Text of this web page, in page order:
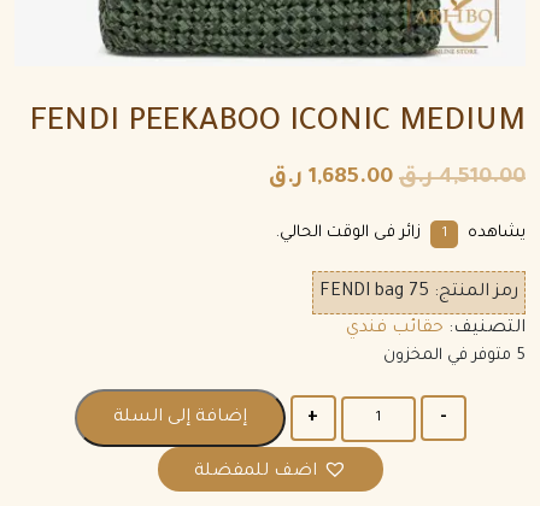
FENDI PEEKABOO ICONIC MEDIUM
4,510.00 ر.ق 1,685.00 ر.ق
يشاهده 1 زائر فى الوقت الحالي.
رمز المنتج: FENDI bag 75
التصنيف: حقائب فندي
5 متوفر في المخزون
إضافة إلى السلة
اضف للمفضلة